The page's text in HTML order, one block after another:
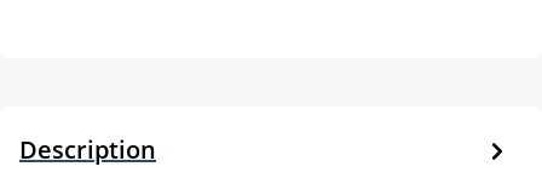
Description